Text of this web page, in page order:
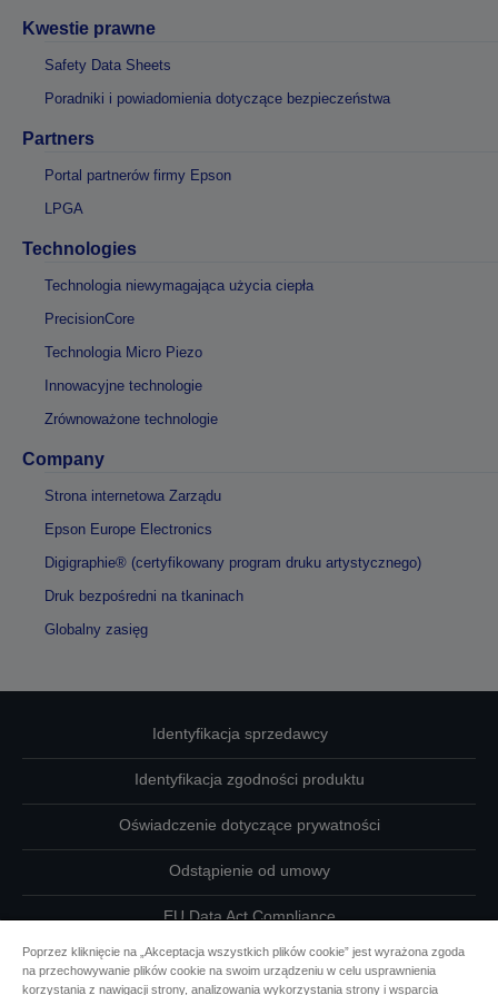
Kwestie prawne
Safety Data Sheets
Poradniki i powiadomienia dotyczące bezpieczeństwa
Partners
Portal partnerów firmy Epson
LPGA
Technologies
Technologia niewymagająca użycia ciepła
PrecisionCore
Technologia Micro Piezo
Innowacyjne technologie
Zrównoważone technologie
Company
Strona internetowa Zarządu
Epson Europe Electronics
Digigraphie® (certyfikowany program druku artystycznego)
Druk bezpośredni na tkaninach
Globalny zasięg
Identyfikacja sprzedawcy
Identyfikacja zgodności produktu
Oświadczenie dotyczące prywatności
Odstąpienie od umowy
EU Data Act Compliance
Skontaktuj się z nami w sprawie swoich danych
Poprzez kliknięcie na „Akceptacja wszystkich plików cookie” jest wyrażona zgoda
na przechowywanie plików cookie na swoim urządzeniu w celu usprawnienia
korzystania z nawigacji strony, analizowania wykorzystania strony i wsparcia